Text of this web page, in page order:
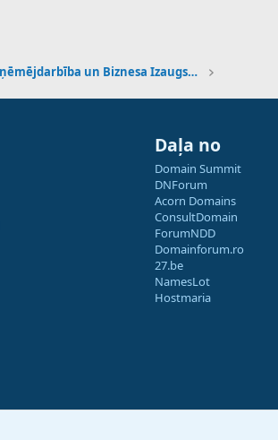
Online Uzņēmējdarbība un Biznesa Izaugsme
Daļa no
Domain Summit
DNForum
Acorn Domains
ConsultDomain
ForumNDD
Domainforum.ro
27.be
NamesLot
Hostmaria